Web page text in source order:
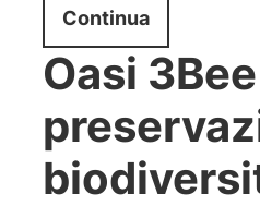
Continua
Oasi